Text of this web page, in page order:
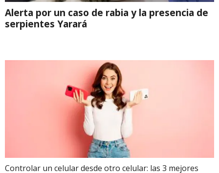
Alerta por un caso de rabia y la presencia de
serpientes Yarará
Controlar un celular desde otro celular: las 3 mejores